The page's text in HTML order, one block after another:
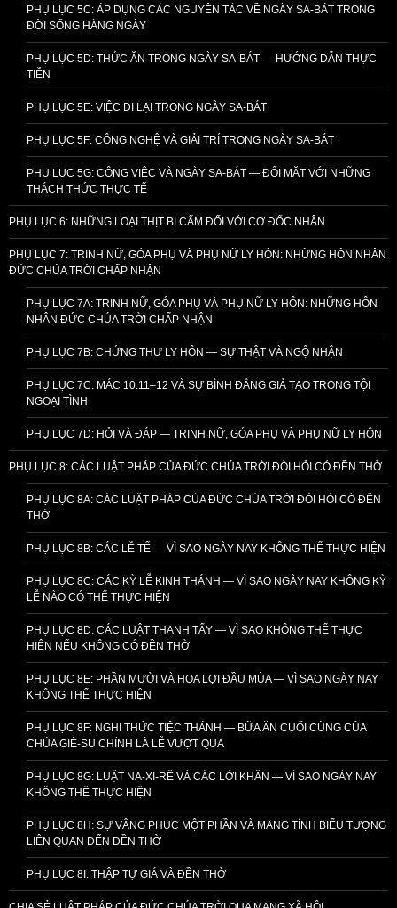
PHỤ LỤC 5C: ÁP DỤNG CÁC NGUYÊN TẮC VỀ NGÀY SA-BÁT TRONG
ĐỜI SỐNG HẰNG NGÀY
PHỤ LỤC 5D: THỨC ĂN TRONG NGÀY SA-BÁT — HƯỚNG DẪN THỰC
TIỄN
PHỤ LỤC 5E: VIỆC ĐI LẠI TRONG NGÀY SA-BÁT
PHỤ LỤC 5F: CÔNG NGHỆ VÀ GIẢI TRÍ TRONG NGÀY SA-BÁT
PHỤ LỤC 5G: CÔNG VIỆC VÀ NGÀY SA-BÁT — ĐỐI MẶT VỚI NHỮNG
THÁCH THỨC THỰC TẾ
PHỤ LỤC 6: NHỮNG LOẠI THỊT BỊ CẤM ĐỐI VỚI CƠ ĐỐC NHÂN
PHỤ LỤC 7: TRINH NỮ, GÓA PHỤ VÀ PHỤ NỮ LY HÔN: NHỮNG HÔN NHÂN
ĐỨC CHÚA TRỜI CHẤP NHẬN
PHỤ LỤC 7A: TRINH NỮ, GÓA PHỤ VÀ PHỤ NỮ LY HÔN: NHỮNG HÔN
NHÂN ĐỨC CHÚA TRỜI CHẤP NHẬN
PHỤ LỤC 7B: CHỨNG THƯ LY HÔN — SỰ THẬT VÀ NGỘ NHẬN
PHỤ LỤC 7C: MÁC 10:11–12 VÀ SỰ BÌNH ĐẲNG GIẢ TẠO TRONG TỘI
NGOẠI TÌNH
PHỤ LỤC 7D: HỎI VÀ ĐÁP — TRINH NỮ, GÓA PHỤ VÀ PHỤ NỮ LY HÔN
PHỤ LỤC 8: CÁC LUẬT PHÁP CỦA ĐỨC CHÚA TRỜI ĐÒI HỎI CÓ ĐỀN THỜ
PHỤ LỤC 8A: CÁC LUẬT PHÁP CỦA ĐỨC CHÚA TRỜI ĐÒI HỎI CÓ ĐỀN
THỜ
PHỤ LỤC 8B: CÁC LỄ TẾ — VÌ SAO NGÀY NAY KHÔNG THỂ THỰC HIỆN
PHỤ LỤC 8C: CÁC KỲ LỄ KINH THÁNH — VÌ SAO NGÀY NAY KHÔNG KỲ
LỄ NÀO CÓ THỂ THỰC HIỆN
PHỤ LỤC 8D: CÁC LUẬT THANH TẨY — VÌ SAO KHÔNG THỂ THỰC
HIỆN NẾU KHÔNG CÓ ĐỀN THỜ
PHỤ LỤC 8E: PHẦN MƯỜI VÀ HOA LỢI ĐẦU MÙA — VÌ SAO NGÀY NAY
KHÔNG THỂ THỰC HIỆN
PHỤ LỤC 8F: NGHI THỨC TIỆC THÁNH — BỮA ĂN CUỐI CÙNG CỦA
CHÚA GIÊ-SU CHÍNH LÀ LỄ VƯỢT QUA
PHỤ LỤC 8G: LUẬT NA-XI-RÊ VÀ CÁC LỜI KHẤN — VÌ SAO NGÀY NAY
KHÔNG THỂ THỰC HIỆN
PHỤ LỤC 8H: SỰ VÂNG PHỤC MỘT PHẦN VÀ MANG TÍNH BIỂU TƯỢNG
LIÊN QUAN ĐẾN ĐỀN THỜ
PHỤ LỤC 8I: THẬP TỰ GIÁ VÀ ĐỀN THỜ